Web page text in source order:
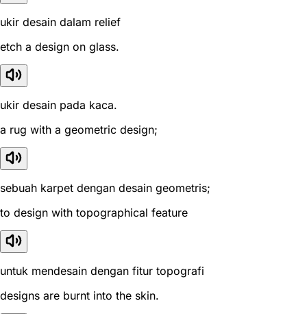
ukir desain dalam relief
etch a design on glass.
ukir desain pada kaca.
a rug with a geometric design;
sebuah karpet dengan desain geometris;
to design with topographical feature
untuk mendesain dengan fitur topografi
designs are burnt into the skin.